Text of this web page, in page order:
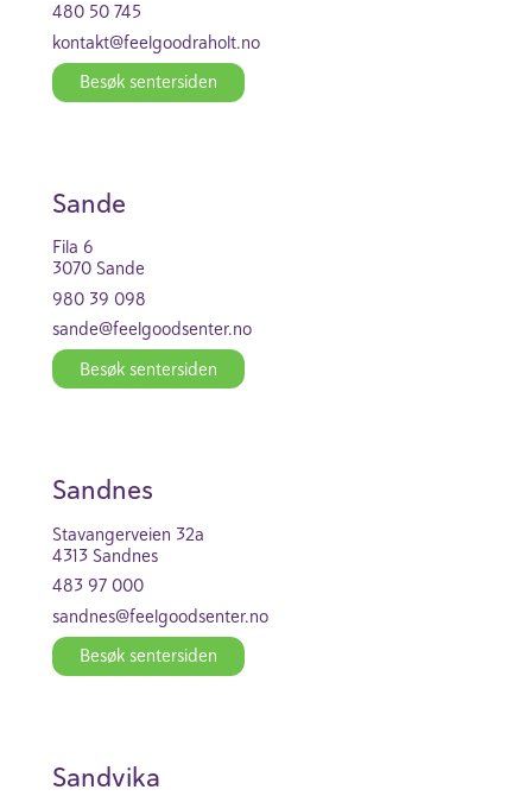
480 50 745
kontakt@feel­good­raholt.no
Besøk senter­siden
Sande
Fila 6
3070 Sande
980 39 098
sande@feel­good­se­nter.no
Besøk senter­siden
Sandnes
Stav­an­ger­veien 32a
4313 Sandnes
483 97 000
sandnes@feel­good­se­nter.no
Besøk senter­siden
Sand­vika